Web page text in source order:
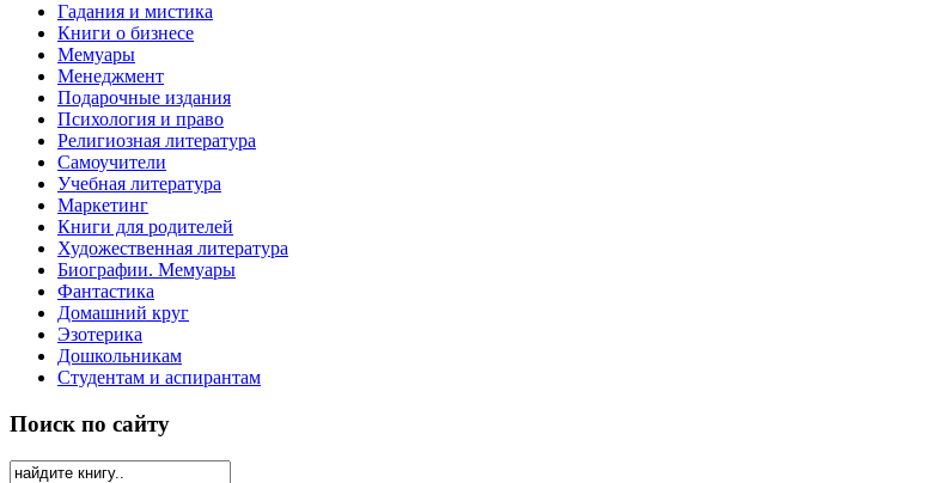
Гадания и мистика
Книги о бизнесе
Мемуары
Менеджмент
Подарочные издания
Психология и право
Религиозная литература
Самоучители
Учебная литература
Маркетинг
Книги для родителей
Художественная литература
Биографии. Мемуары
Фантастика
Домашний круг
Эзотерика
Дошкольникам
Студентам и аспирантам
Поиск по сайту